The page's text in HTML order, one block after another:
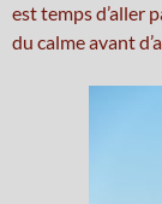
est temps d’aller
du calme avant